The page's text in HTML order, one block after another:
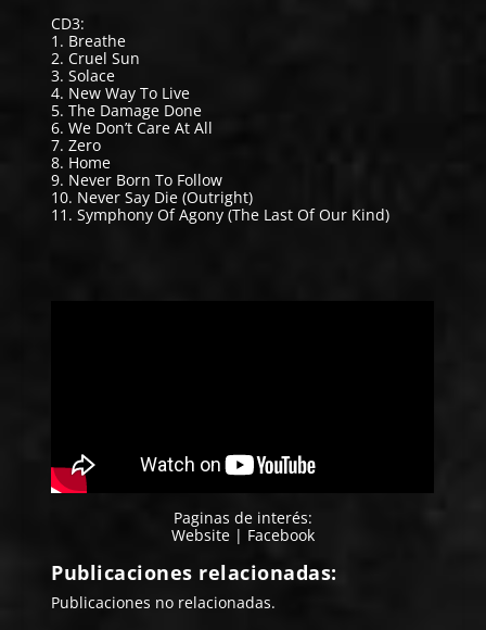
CD3:
1. Breathe
2. Cruel Sun
3. Solace
4. New Way To Live
5. The Damage Done
6. We Don’t Care At All
7. Zero
8. Home
9. Never Born To Follow
10. Never Say Die (Outright)
11. Symphony Of Agony (The Last Of Our Kind)
Paginas de interés:
Website | Facebook
Publicaciones relacionadas:
Publicaciones no relacionadas.